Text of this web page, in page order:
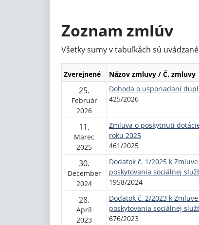
Zoznam zmlúv
Všetky sumy v tabuľkách sú
Zverejnené Názov zmluvy / Č. zmluvy
25.
Február
2026
Dohoda o usporiadaní
425/2026
11.
Marec
2025
Zmluva o poskytnutí
roku 2025
461/2025
30.
December
2024
Dodatok č. 1/2025 k
poskytovania sociálnej
1958/2024
28.
Apríl
2023
Dodatok č. 2/2023 k
poskytovania sociálnej
676/2023